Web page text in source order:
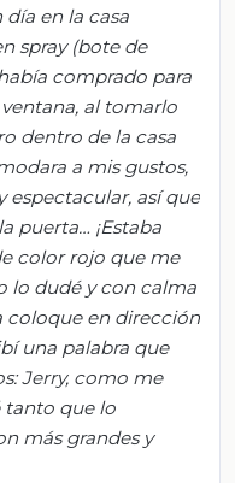
día en la casa
spray (bote de
comprado para
al tomarlo
dentro de la casa
a mis gustos,
espectacular, así que
puerta… ¡Estaba
color rojo que me
lo dudé y con calma
coloque en dirección
una palabra que
Jerry, como me
tanto que lo
más grandes y